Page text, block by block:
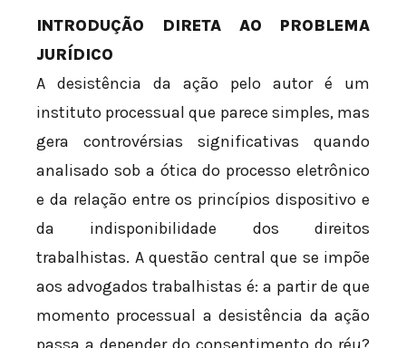
INTRODUÇÃO DIRETA AO PROBLEMA
JURÍDICO
A desistência da ação pelo autor é um
instituto processual que parece simples, mas
gera controvérsias significativas quando
analisado sob a ótica do processo eletrônico
e da relação entre os princípios dispositivo e
da indisponibilidade dos direitos
trabalhistas. A questão central que se impõe
aos advogados trabalhistas é: a partir de que
momento processual a desistência da ação
passa a depender do consentimento do réu?